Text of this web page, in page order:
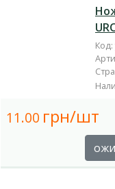
Код:
11.00 грн/шт